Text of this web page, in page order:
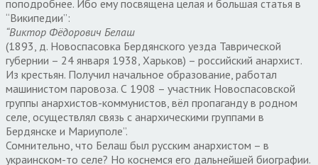
поподробнее. Ибо ему посвящена целая и большая статья в
“Википедии”:
“Виктор Фёдорович Белаш
(1893, д. Новоспасовка Бердянского уезда Таврической
губернии – 24 января 1938, Харьков) – российский анархист.
Из крестьян. Получил начальное образование, работал
машинистом паровоза. С 1908 – участник Новоспасовской
группы анархистов-коммунистов, вёл пропаганду в родном
селе, осуществлял связь с анархическими группами в
Бердянске и Мариуполе”.
Сомнительно, что Белаш был русским анархистом – в
украинском-то селе? Но коснемся его дальнейшей биографии.